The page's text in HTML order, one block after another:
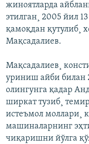
жиноятларда
этилган¸ 2005 йил
қамоқдан қутулиб¸
Мақсадалиев.
Мақсадалиев¸
уриниш айби билан
олингунга қадар
ширкат тузиб¸
истеъмол моллари¸
машиналарнинг
чиқаришни йўлга